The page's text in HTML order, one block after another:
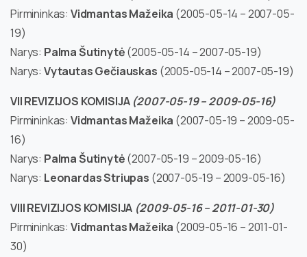
Pirmininkas: Vidmantas Mažeika (2005-05-14 – 2007-05-
19)
Narys: Palma Šutinytė(2005-05-14 – 2007-05-19)
Narys: Vytautas Gečiauskas (2005-05-14 – 2007-05-19)
VII REVIZIJOS KOMISIJA (2007-05-19 – 2009-05-16)
Pirmininkas: Vidmantas Mažeika (2007-05-19 – 2009-05-
16)
Narys: Palma Šutinytė(2007-05-19 – 2009-05-16)
Narys: Leonardas Striupas (2007-05-19 – 2009-05-16)
VIII REVIZIJOS KOMISIJA (2009-05-16 – 2011-01-30)
Pirmininkas: Vidmantas Mažeika (2009-05-16 – 2011-01-
30)